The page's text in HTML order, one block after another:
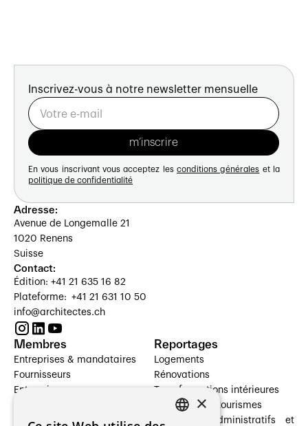
Inscrivez-vous à notre newsletter mensuelle
En vous inscrivant vous acceptez les conditions générales et la
politique de confidentialité
Adresse:
Avenue de Longemalle 21
1020 Renens
Suisse
Contact:
Édition: +41 21 635 16 82
Plateforme: +41 21 631 10 50
info@architectes.ch
Membres
Entreprises & mandataires
Fournisseurs
Entreprises
Architectes paysagistes
Reportages
Logements
Rénovations
Transformations intérieures
Hôtelleries et tourismes
Bâtiments administratifs et
×